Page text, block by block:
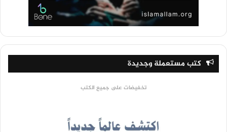
كتب مستعملة وجديدة
تخفيضات على جميع الكتب